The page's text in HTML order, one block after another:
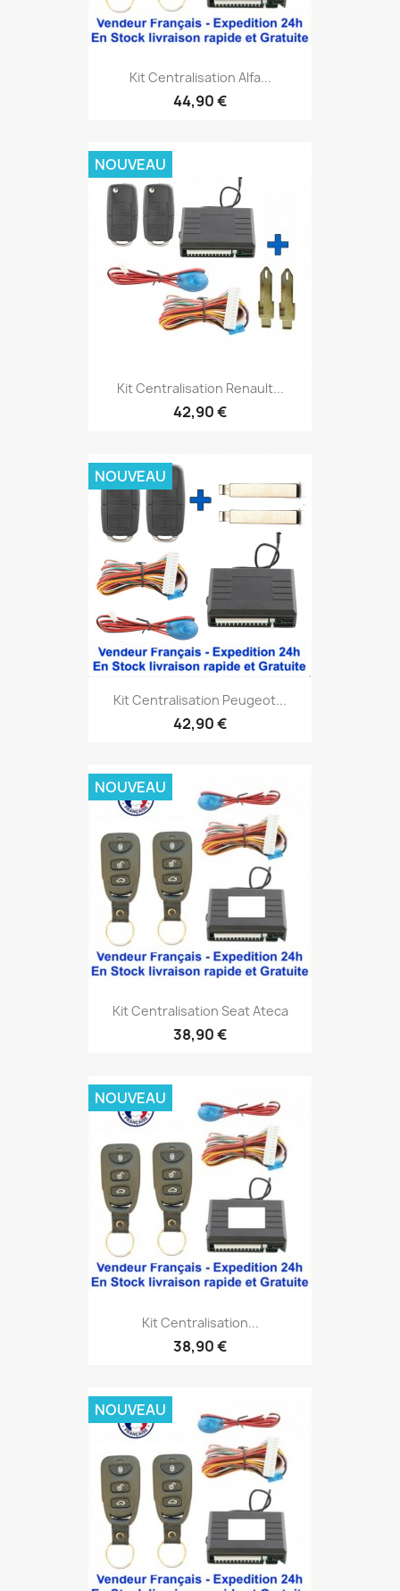
Kit Centralisation Alfa...
44,90 €
Kit Centralisation Renault...
42,90 €
NOUVEAU
Kit Centralisation Peugeot...
42,90 €
NOUVEAU
Kit Centralisation Seat Ateca
38,90 €
NOUVEAU
Kit Centralisation...
38,90 €
NOUVEAU
NOUVEAU